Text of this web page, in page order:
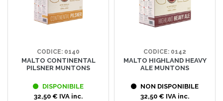
CODICE: 0140
MALTO CONTINENTAL
PILSNER MUNTONS
DISPONIBILE
32,50 € IVA inc.
CODICE: 0142
MALTO HIGHLAND HEAVY
ALE MUNTONS
NON DISPONIBILE
32,50 € IVA inc.